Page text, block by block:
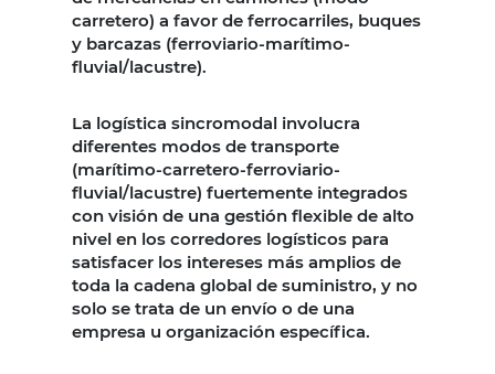
carretero) a favor de ferrocarriles, buques
y barcazas (ferroviario-marítimo-
fluvial/lacustre).
La logística sincromodal involucra
diferentes modos de transporte
(marítimo-carretero-ferroviario-
fluvial/lacustre) fuertemente integrados
con visión de una gestión flexible de alto
nivel en los corredores logísticos para
satisfacer los intereses más amplios de
toda la cadena global de suministro, y no
solo se trata de un envío o de una
empresa u organización específica.